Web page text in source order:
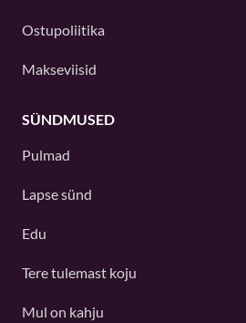
Ostupoliitika
Makseviisid
SÜNDMUSED
Pulmad
Lapse sünd
Edu
Tere tulemast koju
Mul on kahju